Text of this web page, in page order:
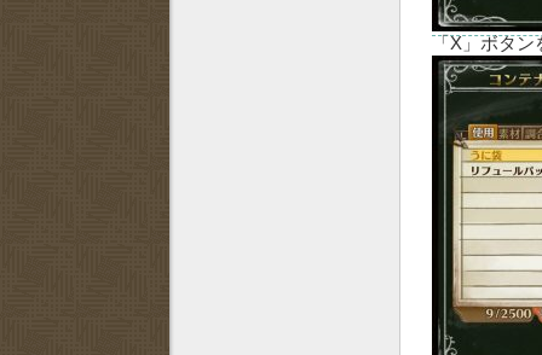
「X」ボタン